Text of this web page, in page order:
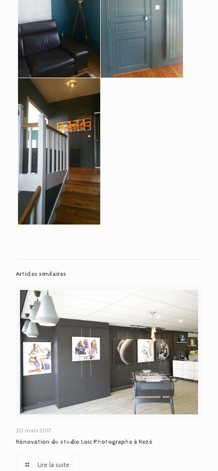
Articles similaires
20 mars 2017
Rénovation du studio Loic Photographe à Rezé
Lire la suite